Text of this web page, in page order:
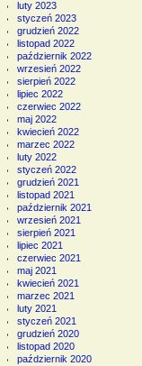
luty 2023
styczeń 2023
grudzień 2022
listopad 2022
październik 2022
wrzesień 2022
sierpień 2022
lipiec 2022
czerwiec 2022
maj 2022
kwiecień 2022
marzec 2022
luty 2022
styczeń 2022
grudzień 2021
listopad 2021
październik 2021
wrzesień 2021
sierpień 2021
lipiec 2021
czerwiec 2021
maj 2021
kwiecień 2021
marzec 2021
luty 2021
styczeń 2021
grudzień 2020
listopad 2020
październik 2020